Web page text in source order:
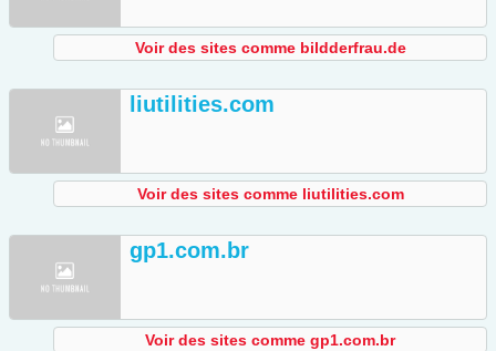
Voir des sites comme bildderfrau.de
liutilities.com
Voir des sites comme liutilities.com
gp1.com.br
Voir des sites comme gp1.com.br